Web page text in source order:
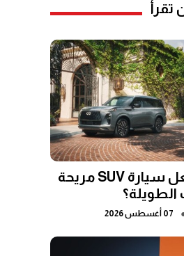
ما الذي يجعل سيارة SUV مريحة
الطويلة؟
07 أغسطس 2026